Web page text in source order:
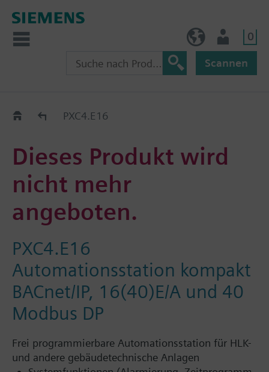
0
Scannen
Old2NewPXC4.E16
Dieses Produkt wird
nicht mehr
angeboten.
PXC4.E16
Automationsstation kompakt
BACnet/IP, 16(40)E/A und 40
Modbus DP
Frei programmierbare Automationsstation für HLK-
und andere gebäudetechnische Anlagen